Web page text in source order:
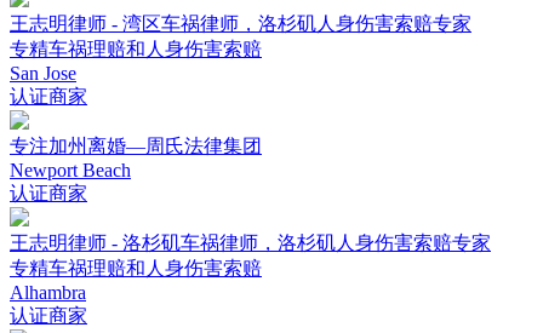
王志明律师 - 湾区车祸律师，洛杉矶人身伤害索赔专家
专精车祸理赔和人身伤害索赔
San Jose
认证商家
专注加州离婚—周氏法律集团
Newport Beach
认证商家
王志明律师 - 洛杉矶车祸律师，洛杉矶人身伤害索赔专家
专精车祸理赔和人身伤害索赔
Alhambra
认证商家